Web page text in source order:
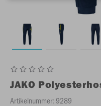
JAKO
Artikelnummer:9289